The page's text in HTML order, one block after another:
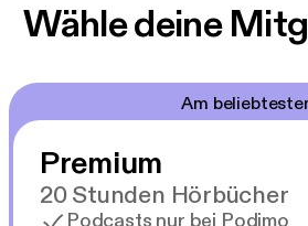
Wähle deine
Am
Premium
20 Stunden Hörbücher